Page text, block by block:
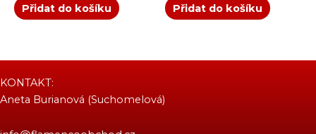
Přidat do košíku Přidat do košíku
KONTAKT:
Aneta Burianová (Suchomelová)